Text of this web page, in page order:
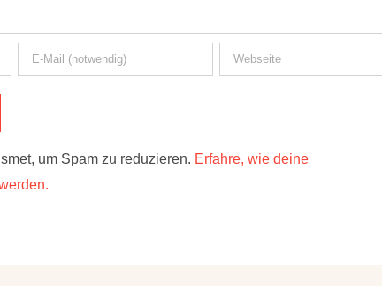
um Spam zu reduzieren. Erfahre, wie deine